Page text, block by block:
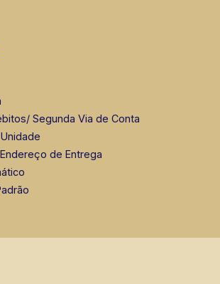
Segunda Via de Conta
de Entrega